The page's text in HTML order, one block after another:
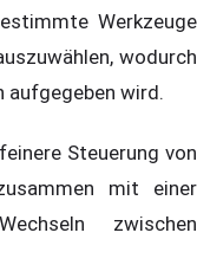
Werkzeuge
wodurch
aufgegeben wird.
Steuerung von
mit einer
zwischen